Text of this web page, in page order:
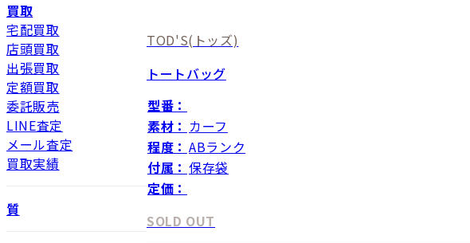
買取
宅配買取
店頭買取
出張買取
定額買取
委託販売
LINE査定
メール査定
買取実績
質
TOD'S(トッズ)
トートバッグ
型番：
素材： カーフ
程度： ABランク
付属： 保存袋
定価：
SOLD OUT